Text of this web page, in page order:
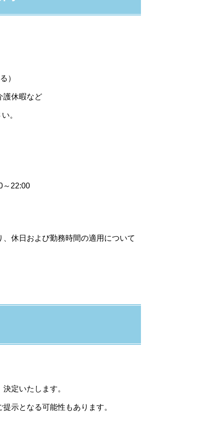
）
護休暇など
。
～22:00
休日および勤務時間の適用について
定いたします。
示となる可能性もあります。